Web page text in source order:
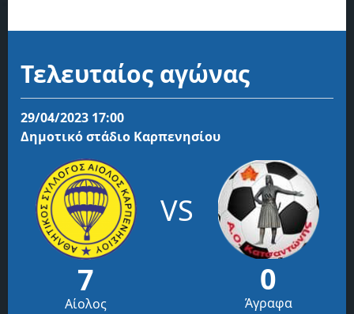
Τελευταίος αγώνας
29/04/2023 17:00
Δημοτικό στάδιο Καρπενησίου
7
Αίολος
VS
0
Άγραφα